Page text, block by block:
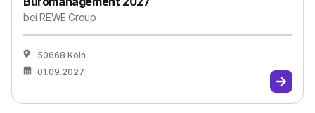
beiREWE Group
50668 Köln
01.09.2027